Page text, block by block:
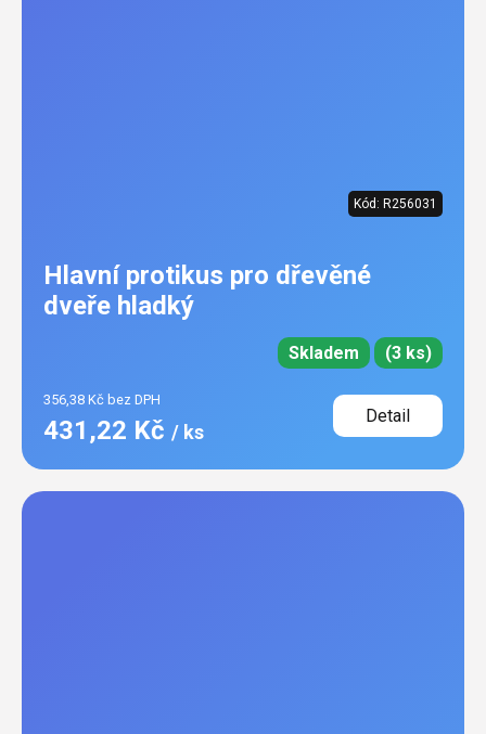
Kód: R256031
Hlavní protikus pro dřevěné
dveře hladký
Skladem (3 ks)
356,38 Kč bez DPH
431,22 Kč / ks
Detail